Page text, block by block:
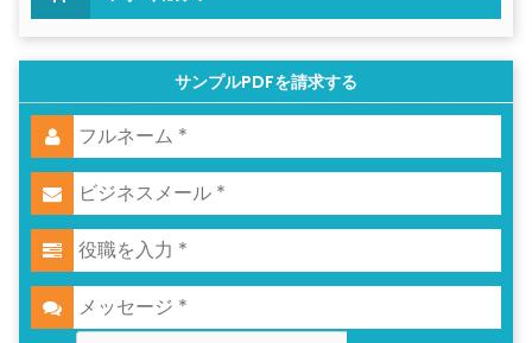
サンプルPDFを請求する